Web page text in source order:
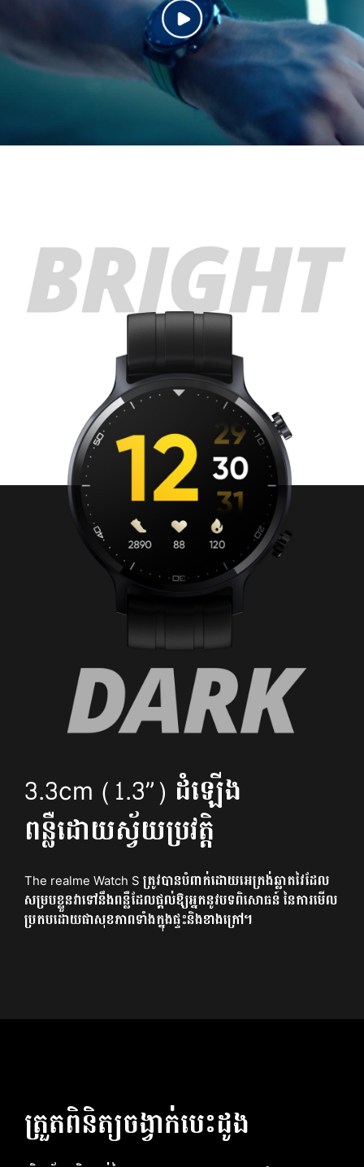
3.3cm (1.3”) ដំឡើង
ពន្លឺដោយស្វ័យប្រវត្តិ
The realme Watch S ត្រូវបានបំពាក់ដោយអេក្រង់ឆ្លាតវៃដែល
សម្របខ្លួនវាទៅនឹងពន្លឺដែលផ្តល់ឱ្យអ្នកនូវបទពិសោធន៍ នៃការមើល
ប្រកបដោយផាសុខភាពទាំងក្នុងផ្ទះនិងខាងក្រៅ។
ត្រួតពិនិត្យចង្វាក់បេះដូង